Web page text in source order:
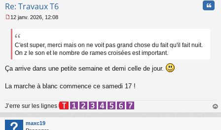
Re: Travaux T6
e
g
e
n
u
12 janv. 2026, 12:08
C'est super, merci mais on ne voit pas grand chose du fait qu'il fait nuit.
On z le son et le nombre de rames croisées est important.
Ça arrive dans une petite semaine et demi celle de jour.
La marche à blanc commence ce samedi 17 !
J’erre sur les lignes
au
maxc19